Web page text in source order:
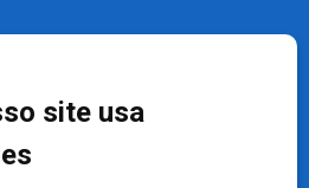
site usa
Canoas – RS, 92010-010